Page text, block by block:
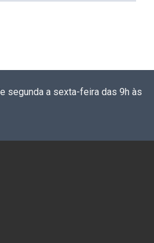
segunda a sexta-feira das 9h às